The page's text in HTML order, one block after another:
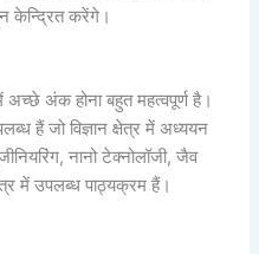
केन्द्रित करेंगे।
अंक होना बहुत महत्वपूर्ण है।
हैं जो विज्ञान क्षेत्र में अध्ययन
नानो टेक्नोलॉजी, जैव
में उपलब्ध पाठ्यक्रम हैं।